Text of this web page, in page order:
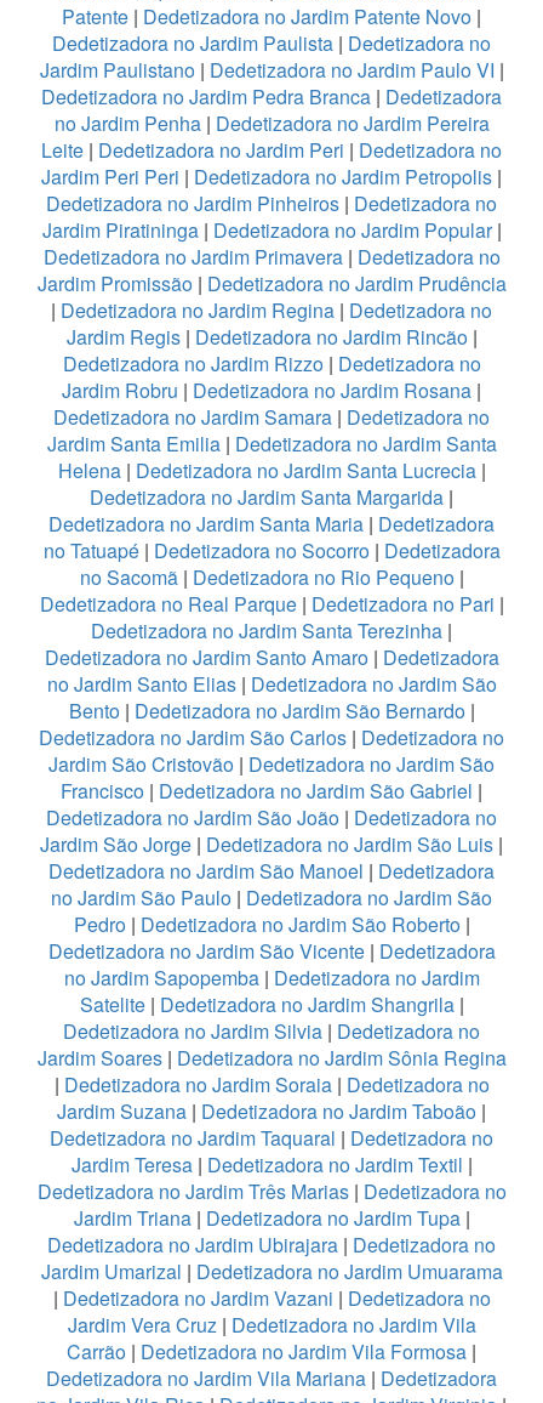
Patente | Dedetizadora no Jardim Patente Novo |
Dedetizadora no Jardim Paulista | Dedetizadora no
Jardim Paulistano| Dedetizadora no Jardim Paulo VI |
Dedetizadora no Jardim Pedra Branca | Dedetizadora
no Jardim Penha| Dedetizadora no Jardim Pereira
Leite | Dedetizadora no Jardim Peri | Dedetizadora no
Jardim Peri Peri | Dedetizadora no Jardim Petropolis |
Dedetizadora no Jardim Pinheiros | Dedetizadora no
Jardim Piratininga| Dedetizadora no Jardim Popular|
Dedetizadora no Jardim Primavera| Dedetizadora no
Jardim Promissão| Dedetizadora no Jardim Prudência
| Dedetizadora no Jardim Regina | Dedetizadora no
Jardim Regis| Dedetizadora no Jardim Rincão|
Dedetizadora no Jardim Rizzo| Dedetizadora no
Jardim Robru | Dedetizadora no Jardim Rosana |
Dedetizadora no Jardim Samara | Dedetizadora no
Jardim Santa Emilia| Dedetizadora no Jardim Santa
Helena| Dedetizadora no Jardim Santa Lucrecia|
Dedetizadora no Jardim Santa Margarida |
Dedetizadora no Jardim Santa Maria | Dedetizadora
no Tatuapé| Dedetizadora no Socorro| Dedetizadora
no Sacomã| Dedetizadora no Rio Pequeno|
Dedetizadora no Real Parque| Dedetizadora no Pari |
Dedetizadora no Jardim Santa Terezinha |
Dedetizadora no Jardim Santo Amaro| Dedetizadora
no Jardim Santo Elias| Dedetizadora no Jardim São
Bento| Dedetizadora no Jardim São Bernardo|
Dedetizadora no Jardim São Carlos | Dedetizadora no
Jardim São Cristovão | Dedetizadora no Jardim São
Francisco | Dedetizadora no Jardim São Gabriel |
Dedetizadora no Jardim São João | Dedetizadora no
Jardim São Jorge | Dedetizadora no Jardim São Luis |
Dedetizadora no Jardim São Manoel | Dedetizadora
no Jardim São Paulo | Dedetizadora no Jardim São
Pedro| Dedetizadora no Jardim São Roberto|
Dedetizadora no Jardim São Vicente| Dedetizadora
no Jardim Sapopemba| Dedetizadora no Jardim
Satelite| Dedetizadora no Jardim Shangrila|
Dedetizadora no Jardim Silvia | Dedetizadora no
Jardim Soares| Dedetizadora no Jardim Sônia Regina
| Dedetizadora no Jardim Soraia| Dedetizadora no
Jardim Suzana | Dedetizadora no Jardim Taboão |
Dedetizadora no Jardim Taquaral | Dedetizadora no
Jardim Teresa| Dedetizadora no Jardim Textil |
Dedetizadora no Jardim Três Marias| Dedetizadora no
Jardim Triana| Dedetizadora no Jardim Tupa|
Dedetizadora no Jardim Ubirajara | Dedetizadora no
Jardim Umarizal | Dedetizadora no Jardim Umuarama
| Dedetizadora no Jardim Vazani | Dedetizadora no
Jardim Vera Cruz| Dedetizadora no Jardim Vila
Carrão | Dedetizadora no Jardim Vila Formosa |
Dedetizadora no Jardim Vila Mariana | Dedetizadora